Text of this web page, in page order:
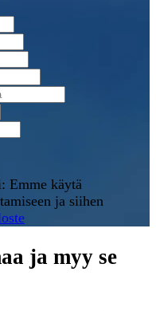
Emme käytä
ja siihen
ja myy se